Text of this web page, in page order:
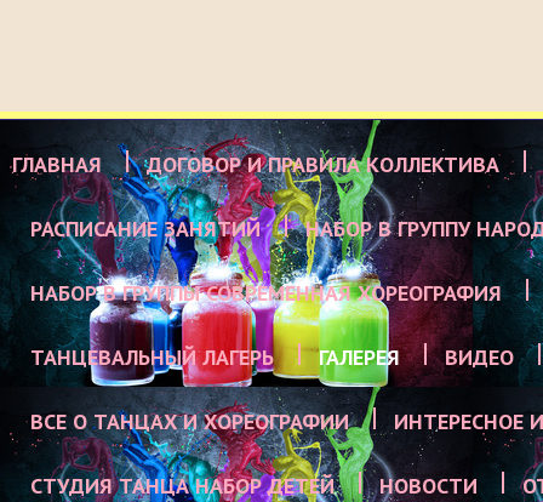
ГЛАВНАЯ ДОГОВОР И ПРАВИЛА КОЛЛЕКТИВА
РАСПИСАНИЕ ЗАНЯТИЙ НАБОР В ГРУППУ
НАБОР В ГРУППЫ СОВРЕМЕННАЯ ХОРЕОГРАФИЯ
ТАНЦЕВАЛЬНЫЙ ЛАГЕРЬ ГАЛЕРЕЯ ВИДЕО
ВСЕ О ТАНЦАХ И ХОРЕОГРАФИИ ИНТЕРЕСНОЕ
СТУДИЯ ТАНЦА НАБОР ДЕТЕЙ НОВОСТИ